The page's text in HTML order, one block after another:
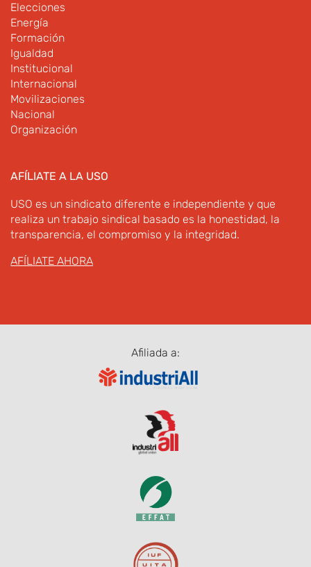
Elecciones
Energía
Formación
Igualdad
Institucional
Internacional
Movilizaciones
Nacional
Organización
AFÍLIATE A LA USO
USO es un sindicato diferente e independiente y que
realiza un trabajo sindical basado es la honestidad, la
transparencia, el compromiso y la integridad.
AFÍLIATE AHORA
Afiliada a: